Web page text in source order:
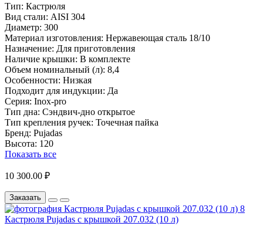
Тип: Кастрюля
Вид стали: AISI 304
Диаметр: 300
Материал изготовления: Нержавеющая сталь 18/10
Назначение: Для приготовления
Наличие крышки: В комплекте
Объем номинальный (л): 8,4
Особенности: Низкая
Подходит для индукции: Да
Серия: Inox-pro
Тип дна: Сэндвич-дно открытое
Тип крепления ручек: Точечная пайка
Бренд: Pujadas
Высота: 120
Показать все
10 300.00 ₽
Заказать
Кастрюля Pujadas с крышкой 207.032 (10 л)